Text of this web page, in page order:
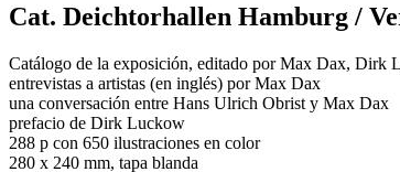
Cat. Deichtorhallen Hamburg /
Catálogo de la exposición, editado por Max Dax, Dirk
entrevistas a artistas (en inglés) por Max Dax
una conversación entre Hans Ulrich Obrist y Max Dax
prefacio de Dirk Luckow
288 p con 650 ilustraciones en color
280 x 240 mm, tapa blanda